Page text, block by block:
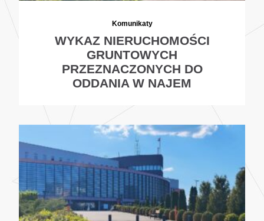
Komunikaty
WYKAZ NIERUCHOMOŚCI
GRUNTOWYCH
PRZEZNACZONYCH DO
ODDANIA W NAJEM